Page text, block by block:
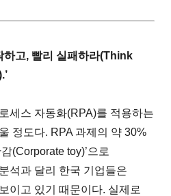
하고, 빨리 실패하라(Think
세스 자동화(RPA)를 적용하는
정도다. RPA 과제의 약 30%
(Corporate toy)’으로
석과 달리 한국 기업들은
이고 있기 때문이다. 실제로